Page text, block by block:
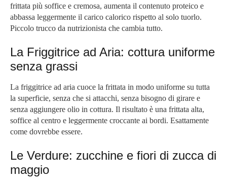
frittata più soffice e cremosa, aumenta il contenuto proteico e
abbassa leggermente il carico calorico rispetto al solo tuorlo.
Piccolo trucco da nutrizionista che cambia tutto.
La Friggitrice ad Aria: cottura uniforme
senza grassi
La friggitrice ad aria cuoce la frittata in modo uniforme su tutta
la superficie, senza che si attacchi, senza bisogno di girare e
senza aggiungere olio in cottura. Il risultato è una frittata alta,
soffice al centro e leggermente croccante ai bordi. Esattamente
come dovrebbe essere.
Le Verdure: zucchine e fiori di zucca di
maggio